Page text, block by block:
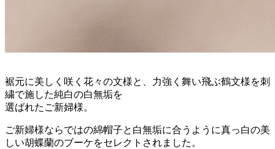
裾元に美しく咲く花々の文様と、力強く舞い飛ぶ鶴文様を刺
繍で施した純白の白無垢を
選ばれたご新婦様。
ご新婦様ならではの綿帽子と白無垢に合うように真っ白の美
しい胡蝶蘭のブーケをセレクトされました。